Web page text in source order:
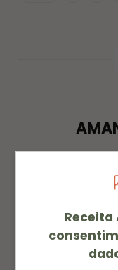
Amanda é a
do blog. Com
fechados e
cozinha, mas
aventura. Entre
Receita